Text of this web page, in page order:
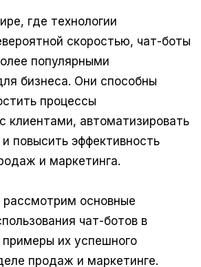
где технологии
скоростью, чат-боты
популярными
бизнеса. Они способны
процессы
клиентами, автоматизировать
повысить эффективность
и маркетинга.
основные
чат-ботов в
их успешного
продаж и маркетинге.